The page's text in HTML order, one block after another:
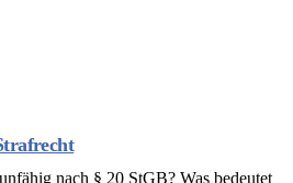
nach § 20 StGB? Was bedeutet